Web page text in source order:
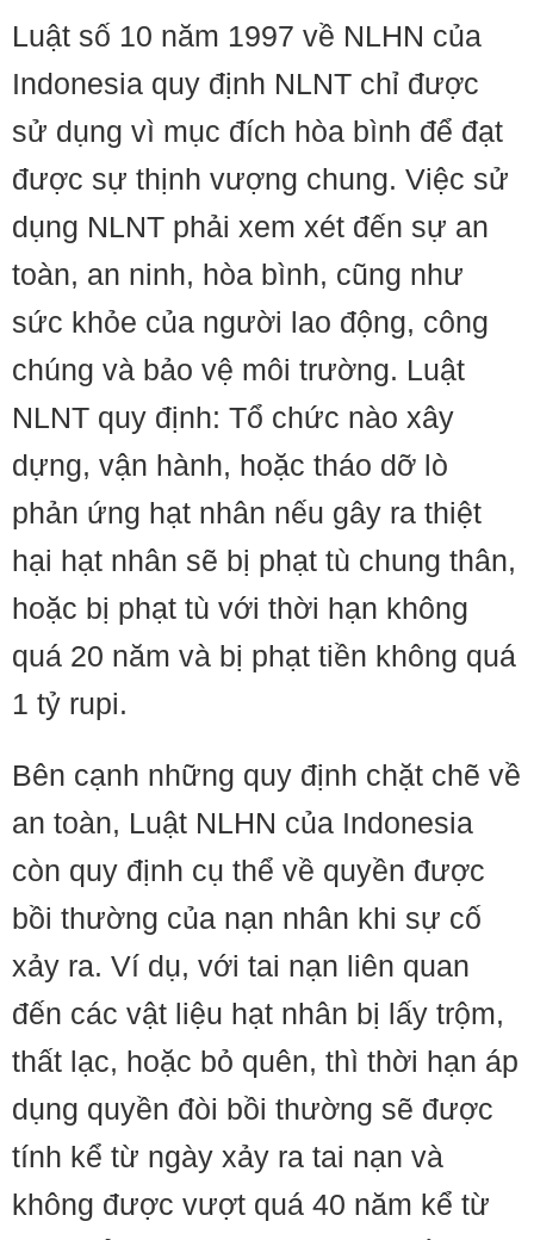
Luật số 10 năm 1997 về NLHN của
Indonesia quy định NLNT chỉ được
sử dụng vì mục đích hòa bình để đạt
được sự thịnh vượng chung. Việc sử
dụng NLNT phải xem xét đến sự an
toàn, an ninh, hòa bình, cũng như
sức khỏe của người lao động, công
chúng và bảo vệ môi trường. Luật
NLNT quy định: Tổ chức nào xây
dựng, vận hành, hoặc tháo dỡ lò
phản ứng hạt nhân nếu gây ra thiệt
hại hạt nhân sẽ bị phạt tù chung thân,
hoặc bị phạt tù với thời hạn không
quá 20 năm và bị phạt tiền không quá
1 tỷ rupi.
Bên cạnh những quy định chặt chẽ về
an toàn, Luật NLHN của Indonesia
còn quy định cụ thể về quyền được
bồi thường của nạn nhân khi sự cố
xảy ra. Ví dụ, với tai nạn liên quan
đến các vật liệu hạt nhân bị lấy trộm,
thất lạc, hoặc bỏ quên, thì thời hạn áp
dụng quyền đòi bồi thường sẽ được
tính kể từ ngày xảy ra tai nạn và
không được vượt quá 40 năm kể từ